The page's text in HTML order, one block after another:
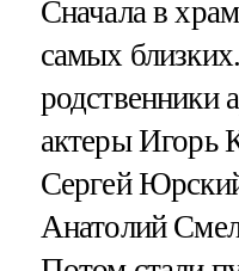
Сначала в
самых
родственники
актеры Игорь
Сергей
Анатолий